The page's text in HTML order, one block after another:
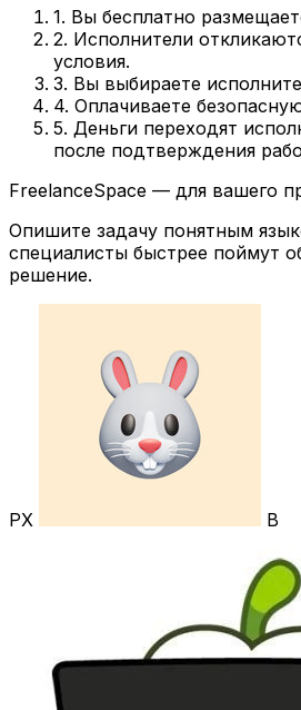
1. Вы бесплатно
2. Исполнители
условия.
3. Вы выбираете
4. Оплачиваете
5. Деньги переходят
после подтверждения
FreelanceSpace — для вашего
Опишите задачу понятным
специалисты быстрее поймут
решение.
РХ В